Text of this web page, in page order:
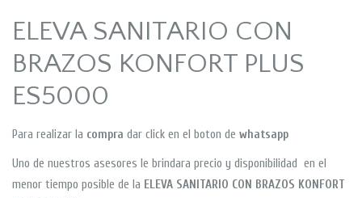
ELEVA SANITARIO CON
BRAZOS KONFORT PLUS
ES5000
Para realizar la compra dar click en el boton de whatsapp
Uno de nuestros asesores le brindara precio y disponibilidad en el
menor tiempo posible de la ELEVA SANITARIO CON BRAZOS KONFORT